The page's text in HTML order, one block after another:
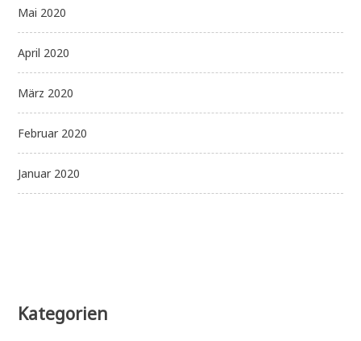
Mai 2020
April 2020
März 2020
Februar 2020
Januar 2020
Kategorien